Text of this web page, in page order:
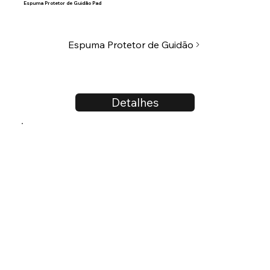
Espuma Protetor de Guidão Pad
Detalhes
Espuma Protetor de Guidão